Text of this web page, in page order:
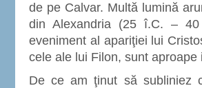
de pe Calvar. Multă lumină
din Alexandria (25 î.C. –
eveniment al apariţiei lui
cele ale lui Filon, sunt
De ce am ţinut să subliniez